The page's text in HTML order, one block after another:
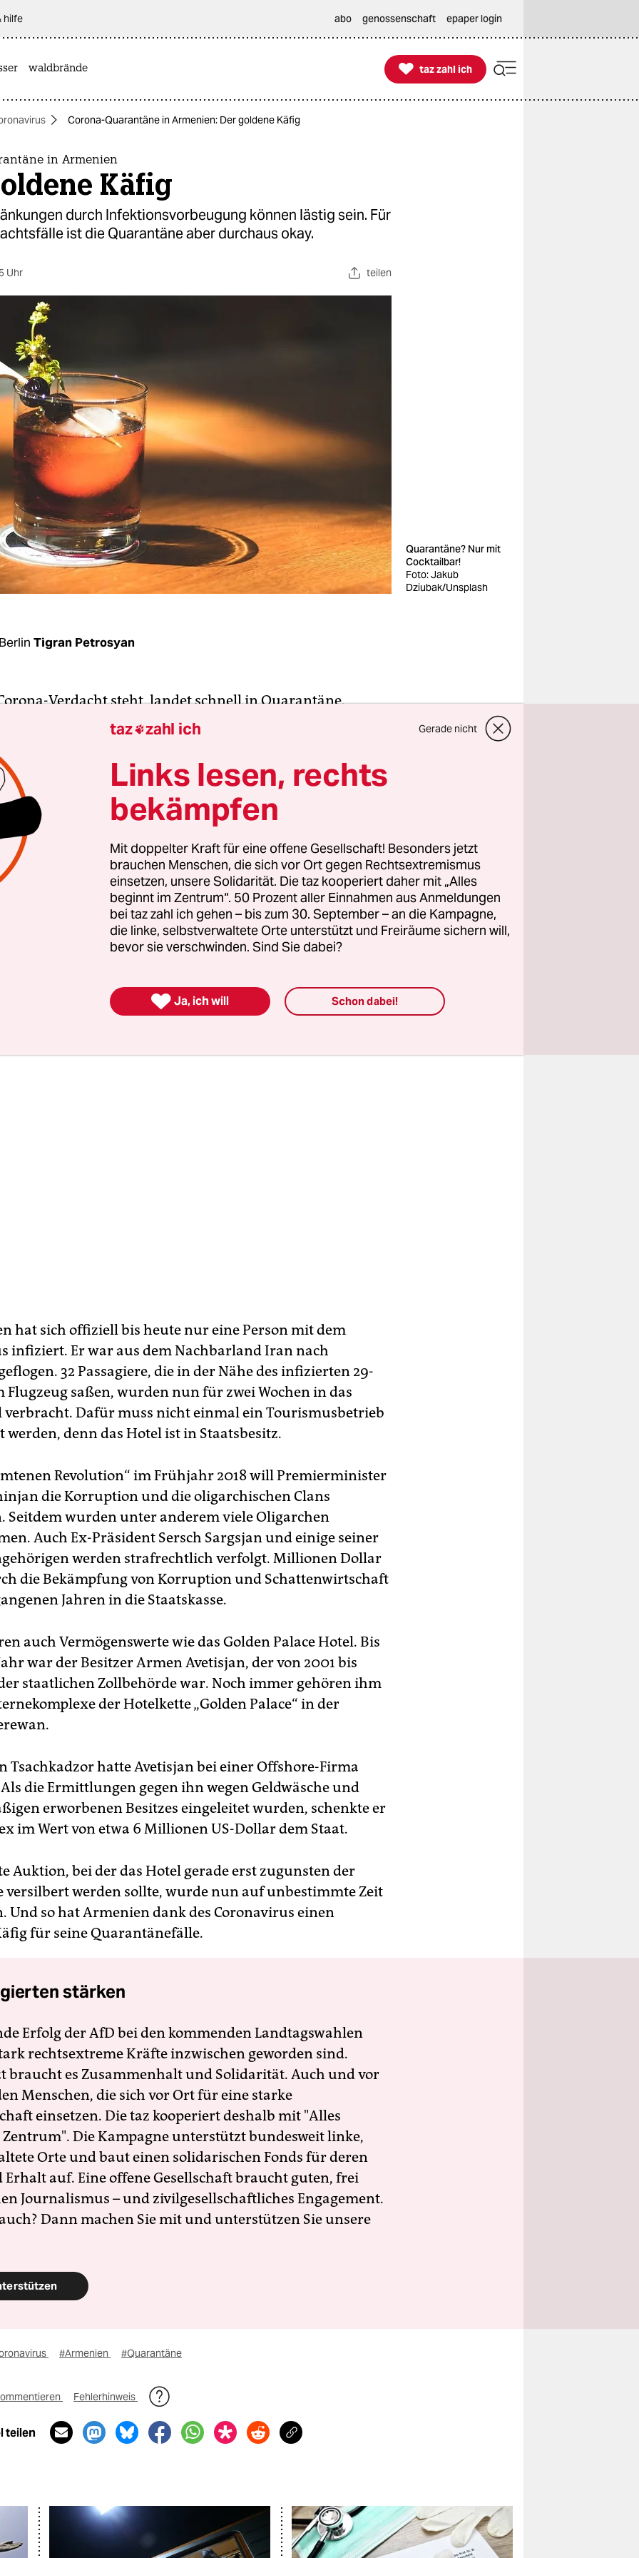
hilfe abo genossenschaft epaper login
waldbrände 
taz zahl ich
taz zahl ich
Corona-Quarantäne in Armenien: Der goldene Käfig
in Armenien
Käfig
durch Infektionsvorbeugung können lästig sein. Für
ist die Quarantäne aber durchaus okay.
Uhr teilen
Quarantäne? Nur mit
Cocktailbar!
Foto: Jakub
Dziubak/Unsplash
Tigran Petrosyan
Verdacht steht, landet schnell in Quarantäne.
den konkreten Umständen kann das ein
Urlauber*innen machen gerade
weil ihre
Quarantäne im Urlaubsparadies der Malediven
Resort reichlich entspannt wirkt
Reisenden aber auch inArmeniengeschehen, denn die
Republik bietet ebenfalls eine Art
für Verdachtsfälle an: Ein Fünfsternehotel, mit
verschiedenen Pools und Wellnessbereichen und
Zugang zu Skipisten. 32 Menschen sind derzeit im
Hotel“ auf einem Hügel mitten im Wald isoliert.
Zentrum des Landes. Mit einer Seilbahn auf
Berge und Hügel ist die kleine Stadt ein perfekter Ort
hat sich offiziell bis heute nur eine Person mit dem
infiziert. Er war aus dem Nachbarland Iran nach
32 Passagiere, die in der Nähe des infizierten 29-
Flugzeug saßen, wurden nun für zwei Wochen in das
verbracht. Dafür muss nicht einmal ein Tourismusbetrieb
werden, denn das Hotel ist in Staatsbesitz.
Revolution“ im Frühjahr 2018 will Premierminister
die Korruption und die oligarchischen Clans
Seitdem wurden unter anderem viele Oligarchen
Auch Ex-Präsident Sersch Sargsjan und einige seiner
werden strafrechtlich verfolgt. Millionen Dollar
die Bekämpfung von Korruption und Schattenwirtschaft
Jahren in die Staatskasse.
auch Vermögenswerte wie das Golden Palace Hotel. Bis
war der Besitzer Armen Avetisjan, der von 2001 bis
staatlichen Zollbehörde war. Noch immer gehören ihm
der Hotelkette „Golden Palace“ in der
Tsachkadzor hatte Avetisjan bei einer Offshore-Firma
die Ermittlungen gegen ihn wegen Geldwäsche und
erworbenen Besitzes eingeleitet wurden, schenkte er
im Wert von etwa 6 Millionen US-Dollar dem Staat.
Auktion, bei der das Hotel gerade erst zugunsten der
versilbert werden sollte, wurde nun auf unbestimmte Zeit
Und so hat Armenien dank des Coronavirus einen
für seine Quarantänefälle.
stärken
Erfolg der AfD bei den kommenden Landtagswahlen
rechtsextreme Kräfte inzwischen geworden sind.
braucht es Zusammenhalt und Solidarität. Auch und vor
Menschen, die sich vor Ort für eine starke
einsetzen. Die taz kooperiert deshalb mit "Alles
Die Kampagne unterstützt bundesweit linke,
Orte und baut einen solidarischen Fonds für deren
Erhalt auf. Eine offene Gesellschaft braucht guten, frei
Journalismus – und zivilgesellschaftliches Engagement.
Dann machen Sie mit und unterstützen Sie unsere
#Armenien #Quarantäne
Fehlerhinweis
teilen
taz zahl ich Gerade nicht
Links lesen, rechts
bekämpfen
Mit doppelter Kraft für eine offene Gesellschaft! Besonders jetzt
brauchen Menschen, die sich vor Ort gegen Rechtsextremismus
einsetzen, unsere Solidarität. Die taz kooperiert daher mit „Alles
beginnt im Zentrum“. 50 Prozent aller Einnahmen aus Anmeldungen
bei taz zahl ich gehen – bis zum 30. September – an die Kampagne,
die linke, selbstverwaltete Orte unterstützt und Freiräume sichern will,
bevor sie verschwinden. Sind Sie dabei?
 Ja, ich will Schon dabei!